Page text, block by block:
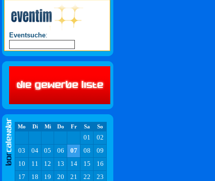
Eventsuche:
Mo Di Mi Do Fr Sa So
01
02
03
04 05 06 07 08
09
10
11 12 13 14 15
16
17
18 19 20 21 22
23